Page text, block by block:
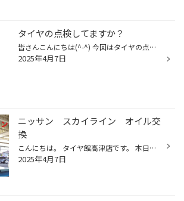
タイヤの点検してますか？
皆さんこんにちは(^-^) 今回はタイヤの点検のご案内です(^o^)／ 皆さんはタイヤの点検を定期的に行っていますか？ 車の定期点検(6ヵ月点検)の時に点検してるだけになていませんか？ それ！損しているかもしれません！！ タイヤの空気圧は自然に減って行き 空気圧が原因で ・燃費の悪化 ・タイヤの偏...
2025年4月7日
ニッサン スカイライン オイル交
換
こんにちは。 タイヤ館高津店です。 本日はニッサン、スカイラインオイル効果を やっていきます。 基本的にオイル交換は5000キロ、 もしくは半年に一度の交換を目安の交換になっております。 それでは作業に入っていきます。 まずこちらのオイルドレーンからオイルを抜いていきます。 そしてこちら...
2025年4月7日